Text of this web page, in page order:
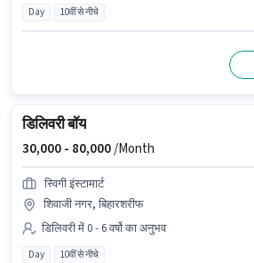
Day 10वीं से नीचे
डिलिवरी बॉय
30,000 - 80,000/Month
स्विगी इंस्टामार्ट
शिवाजी नगर, बिहारशरीफ
डिलिवरी में 0 - 6 वर्षो का अनुभव
Day 10वीं से नीचे